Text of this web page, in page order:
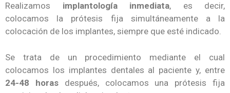
Realizamos implantología inmediata, es decir,
colocamos la prótesis fija simultáneamente a la
colocación de los implantes, siempre que esté indicado.
Se trata de un procedimiento mediante el cual
colocamos los implantes dentales al paciente y, entre
24-48 horasdespués, colocamos una prótesis fija